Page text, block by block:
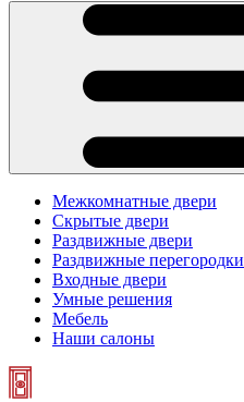
Межкомнатные двери
Скрытые двери
Раздвижные двери
Раздвижные перегородки
Входные двери
Умные решения
Мебель
Наши салоны